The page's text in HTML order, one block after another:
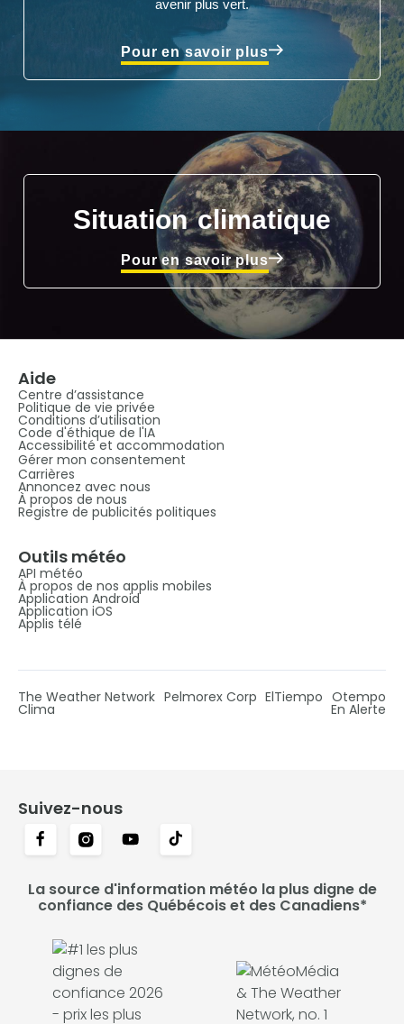
avenir plus vert.
Pour en savoir plus
Situation climatique
Pour en savoir plus
Aide
Centre d’assistance
Politique de vie privée
Conditions d’utilisation
Code d'éthique de l'IA
Accessibilité et accommodation
Gérer mon consentement
Carrières
Annoncez avec nous
À propos de nous
Registre de publicités politiques
Outils météo
API météo
À propos de nos applis mobiles
Application Android
Application iOS
Applis télé
The Weather Network Pelmorex Corp ElTiempo Otempo
Clima En Alerte
Suivez-nous
La source d'information météo la plus digne de
confiance des Québécois et des Canadiens*